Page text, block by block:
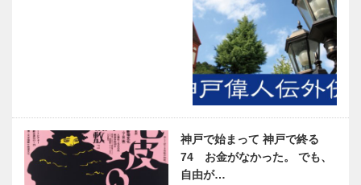
神戸で始まって 神戸で終る
74 お金がなかった。 でも、
自由が…